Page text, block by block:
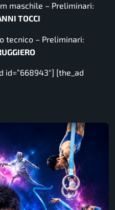
maschile – Preliminari:
TOCCI
tecnico – Preliminari:
id=”668943″] [the_ad